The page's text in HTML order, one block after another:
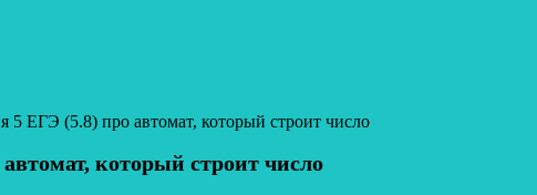
5 ЕГЭ (5.8) про автомат, который строит число
который строит число